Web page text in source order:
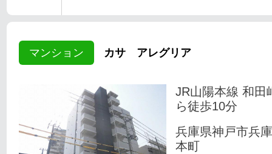
マンション カサ アレグリア
JR山陽本線 和田
ら徒歩10分
兵庫県神戸市兵
本町